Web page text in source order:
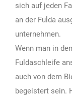
sich auf jeden
an der Fulda
unternehmen.
Wenn man in
Fuldaschleife
auch von dem
begeistert sein.